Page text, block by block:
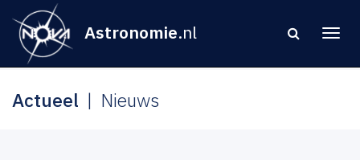
Astronomie.nl
Actueel Nieuws